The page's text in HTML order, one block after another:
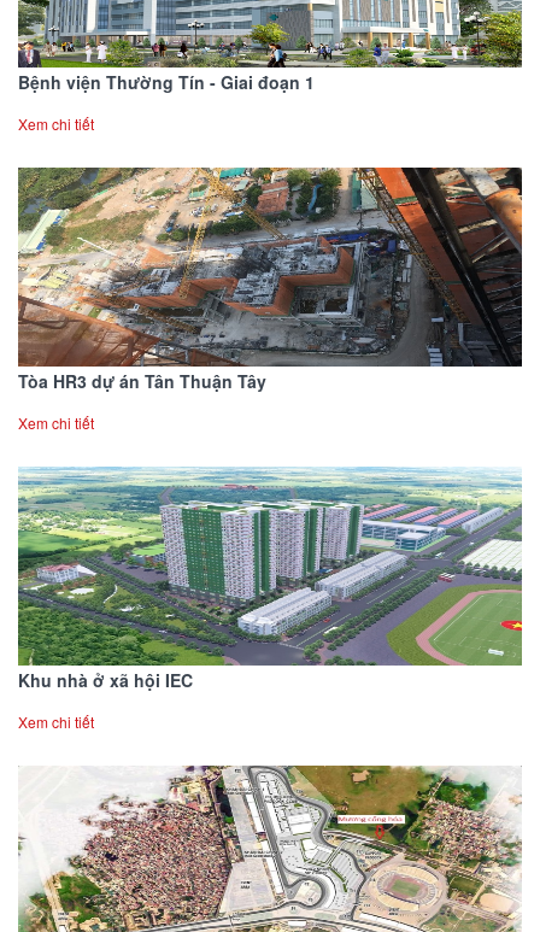
Bệnh viện Thường Tín - Giai đoạn 1
Xem chi tiết
Tòa HR3 dự án Tân Thuận Tây
Xem chi tiết
Khu nhà ở xã hội IEC
Xem chi tiết